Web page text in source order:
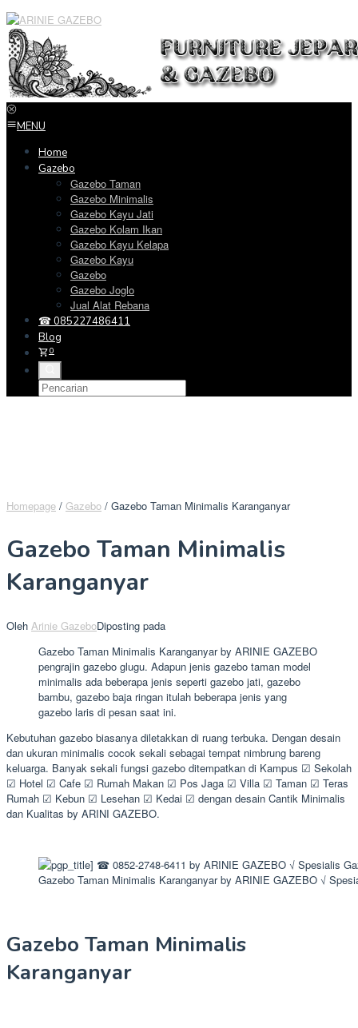
Loncat
ke
konten
MENU
Home
Gazebo
Gazebo Taman
Gazebo Minimalis
Gazebo Kayu Jati
Gazebo Kolam Ikan
Gazebo Kayu Kelapa
Gazebo Kayu
Gazebo
Gazebo Joglo
Jual Alat Rebana
☎ 085227486411
Blog
0
Homepage / Gazebo / Gazebo Taman Minimalis Karanganyar
Gazebo Taman Minimalis
Karanganyar
Oleh Arinie GazeboDiposting pada
Gazebo Taman Minimalis Karanganyar by ARINIE GAZEBO
pengrajin gazebo glugu. Adapun jenis gazebo taman model
minimalis ada beberapa jenis seperti gazebo jati, gazebo
bambu, gazebo baja ringan itulah beberapa jenis yang
gazebo laris di pesan saat ini.
Kebutuhan gazebo biasanya diletakkan di ruang terbuka. Dengan desain
dan ukuran minimalis cocok sekali sebagai tempat nimbrung bareng
keluarga. Banyak sekali fungsi gazebo ditempatkan di Kampus ☑ Sekolah
☑ Hotel ☑ Cafe ☑ Rumah Makan ☑ Pos Jaga ☑ Villa ☑ Taman ☑ Teras
Rumah ☑ Kebun ☑ Lesehan ☑ Kedai ☑ dengan desain Cantik Minimalis
dan Kualitas by ARINI GAZEBO.
Gazebo Taman Minimalis Karanganyar by ARINIE GAZEBO √
Gazebo Taman Minimalis
Karanganyar